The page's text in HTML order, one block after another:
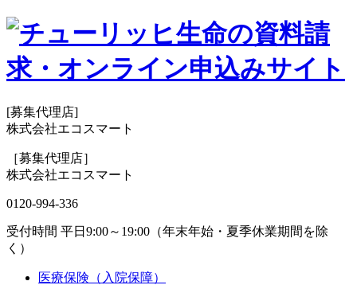
[募集代理店]
株式会社エコスマート
［募集代理店］
株式会社エコスマート
0120-994-336
受付時間 平日9:00～19:00（年末年始・夏季休業期間を除
く）
医療保険（入院保障）